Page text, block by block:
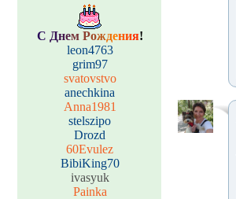
С Днем Рождения!
leon4763
grim97
svatovstvo
anechkina
Anna1981
stelszipo
Drozd
60Evulez
BibiKing70
ivasyuk
Painka